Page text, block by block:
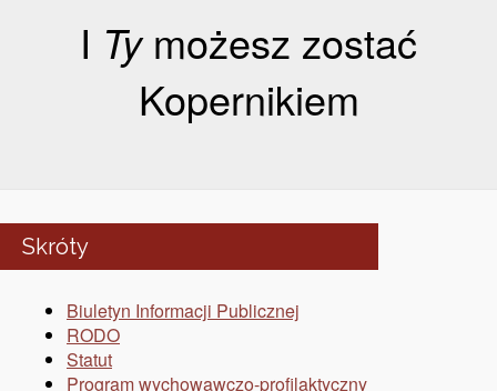
I Tymożesz zostać
Kopernikiem
Skróty
Biuletyn Informacji Publicznej
RODO
Statut
Program wychowawczo-profilaktyczny